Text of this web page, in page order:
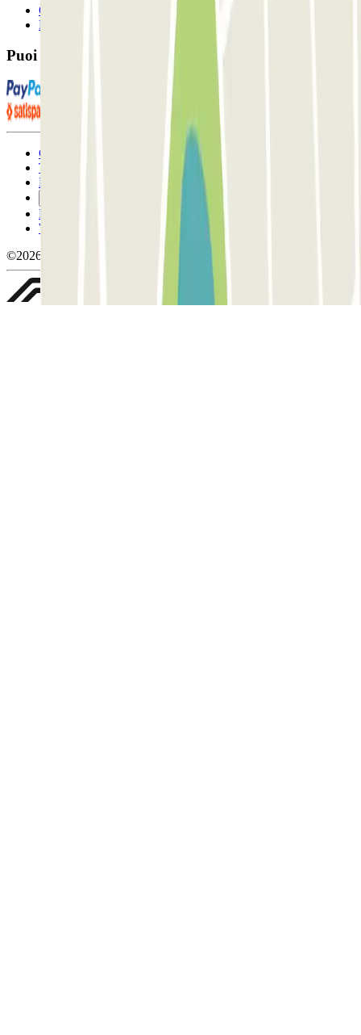
Contattaci
FAQ
Puoi utilizzare questi metodi di pagamento:
Condizioni contrattuali e di utilizzo
Termini di cancellazione
Politica sui cookies
Politica sulla privacy
Whistleblowing
©2026 Parclick. Tutti i diritti riservati